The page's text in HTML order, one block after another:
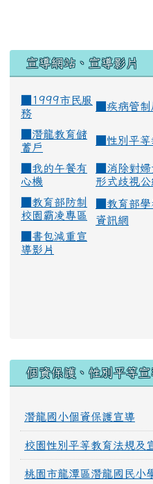
宣導網站、宣導影片
■1999市民服
務
疾病管制
潛龍教育儲
蓄戶
性別平等
我的午餐有
心機
消除對婦
形式歧視
教育部防制
校園霸凌專區
教育部學
資訊網
書包減重宣
導影片
個資保護、性別平等宣
潛龍國小個資保護宣導
校園性別平等教育法規及
桃園市龍潭區潛龍國民小